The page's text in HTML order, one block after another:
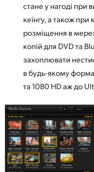
Chinese Taipei
UAE
Ukraine
United Kingdom
United States
стане у нагоді при
кеїнгу, а також при
розміщення в
копій для DVD та
захоплювати
в будь-якому
та 1080 HD аж до